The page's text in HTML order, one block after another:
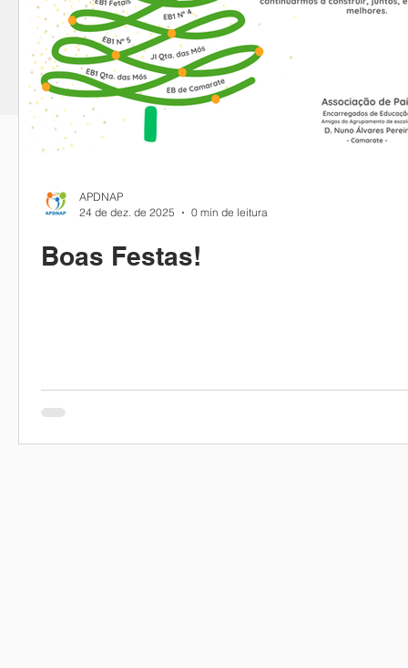
Boas Festas!
APDNAP
24 de dez. de 2025
0 min de leitura